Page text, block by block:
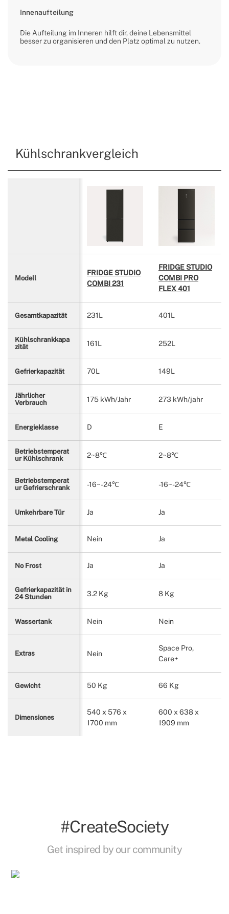
Innenaufteilung
Die Aufteilung im Inneren hilft dir, deine Lebensmittel
besser zu organisieren und den Platz optimal zu nutzen.
Kühlschrankvergleich
Modell
FRIDGE STUDIO
COMBI 231
FRIDGE STUDIO
COMBI PRO
FLEX 401
Gesamtkapazität 231L 401L
Kühlschrankkapa
zität
161L 252L
Gefrierkapazität 70L 149L
Jährlicher
Verbrauch
175 kWh/Jahr 273 kWh/jahr
Energieklasse D E
Betriebstemperat
ur Kühlschrank
2~8℃ 2~8℃
Betriebstemperat
ur Gefrierschrank
-16~-24℃ -16~-24℃
Umkehrbare Tür Ja Ja
Metal Cooling Nein Ja
No Frost Ja Ja
Gefrierkapazität in
24 Stunden
3.2 Kg 8 Kg
Wassertank Nein Nein
Extras Nein
Space Pro,
Care+
Gewicht 50 Kg 66 Kg
Dimensiones
540 x 576 x
1700 mm
600 x 638 x
1909 mm
#CreateSociety
Get inspired by our community